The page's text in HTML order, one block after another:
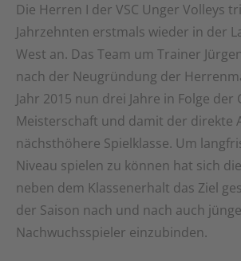
Die Herren I der VSC Unger Volleys
Jahrzehnten erstmals wieder in der
West an. Das Team um Trainer
nach der Neugründung der
Jahr 2015 nun drei Jahre in Folge der
Meisterschaft und damit der direkte
nächsthöhere Spielklasse. Um
Niveau spielen zu können hat sich
neben dem Klassenerhalt das Ziel
der Saison nach und nach auch
Nachwuchsspieler einzubinden.